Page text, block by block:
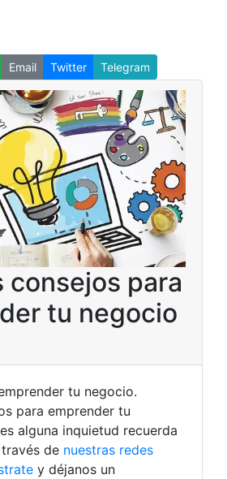
Email Twitter Telegram
consejos para
tu negocio
tu negocio.
para emprender tu
alguna inquietud recuerda
de nuestras redes
y déjanos un